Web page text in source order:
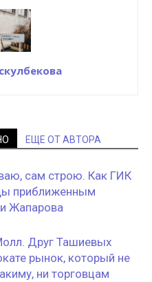
ЕЩЕ ОТ АВТОРА
сам строю. Как ГИК
приближенным
Жапарова
Друг Ташиевых
рынок, который не
ни торговцам